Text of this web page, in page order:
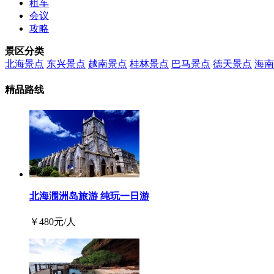
租车
会议
攻略
景区分类
北海景点 东兴景点 越南景点 桂林景点 巴马景点 德天景点 海
精品路线
北海涠洲岛旅游 纯玩一日游
￥480元/人